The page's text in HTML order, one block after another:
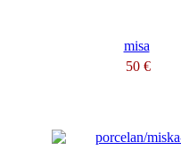
misa
50 €